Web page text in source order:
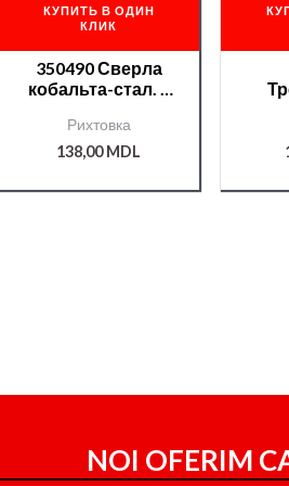
КУПИТЬ В ОДИН
КЛИК
350490 Сверла
кобальта-стал. с
хвостовиком 6 мм
NTools RDS 1
Рихтовка
138,00MDL
NOI OFERIM